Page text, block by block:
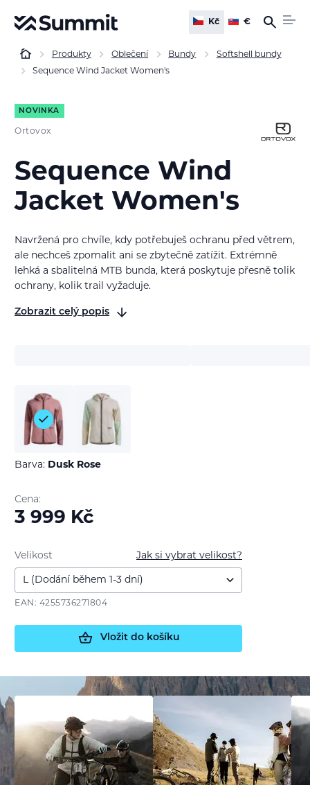
Kč €
Produkty Oblečení Bundy
Softshell bundy
Sequence Wind Jacket Women's
NOVINKA
Ortovox
Sequence Wind
Jacket Women's
Navržená pro chvíle, kdy potřebuješ ochranu před větrem,
ale nechceš zpomalit ani se zbytečně zatížit. Extrémně
lehká a sbalitelná MTB bunda, která poskytuje přesně tolik
ochrany, kolik trail vyžaduje.
Zobrazit celý popis
Barva: Dusk Rose
Cena:
3 999 Kč
Jak si vybrat velikost?
Velikost
EAN: 4255736271804
Vložit do košíku